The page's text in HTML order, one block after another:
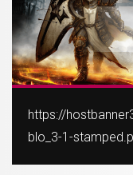
https://
blo_3-1-